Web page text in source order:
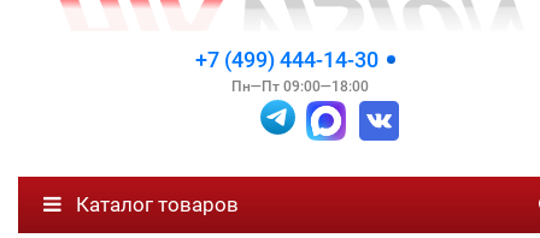
+7 (499) 444-14-30
Пн—Пт 09:00—18:00
Каталог товаров